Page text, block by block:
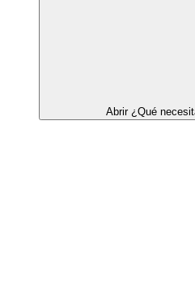
Abrir ¿Qué